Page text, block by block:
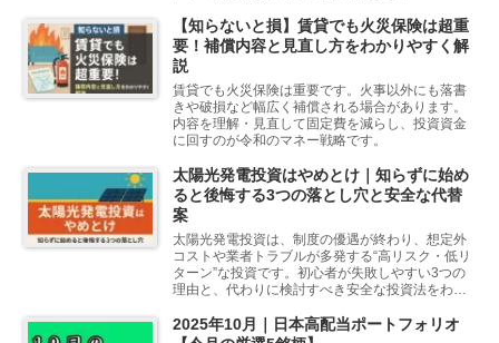
【知らないと損】賃貸でも火災保険は超重
要！補償内容と見直し方をわかりやすく解
説
賃貸でも火災保険は重要です。火事以外にも落書
きや破損など幅広く補償される場合があります。
内容を理解・見直して固定費を減らし、投資資金
に回すのが令和のマネー戦略です。
太陽光発電投資はやめとけ｜知らずに始め
ると後悔する3つの落とし穴と安全な代替
案
太陽光発電投資は、制度の優遇が終わり、想定外
コストや業者トラブルが多発する“高リスク・低リ
ターン”な投資です。初心者が失敗しやすい3つの
理由と、代わりに検討すべき安全な投資法をわか
2025年10月｜日本高配当ポートフォリオ